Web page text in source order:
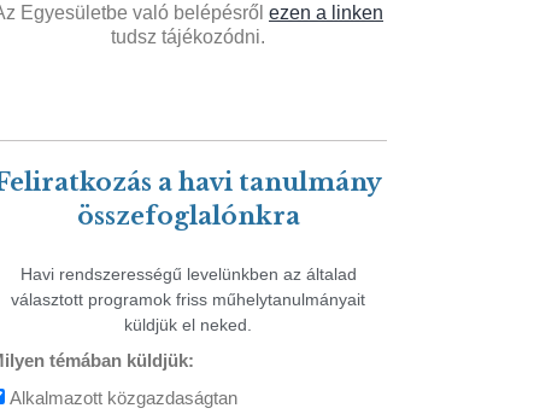
Egyesületbe való belépésről ezen a linken
tudsz tájékozódni.
a havi tanulmány
összefoglalónkra
Havi rendszerességű levelünkben az általad
választott programok friss műhelytanulmányait
küldjük el neked.
témában küldjük:
Alkalmazott közgazdaságtan